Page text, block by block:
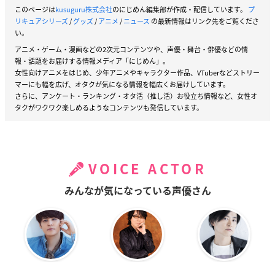
このページはkusuguru株式会社のにじめん編集部が作成・配信しています。 プ
リキュアシリーズ/グッズ/アニメ/ニュース の最新情報はリンク先をご覧くださ
い。
アニメ・ゲーム・漫画などの2次元コンテンツや、声優・舞台・俳優などの情
報・話題をお届けする情報メディア「にじめん」。
女性向けアニメをはじめ、少年アニメやキャラクター作品、VTuberなどストリー
マーにも幅を広げ、オタクが気になる情報を幅広くお届けしています。
さらに、アンケート・ランキング・オタ活（推し活）お役立ち情報など、女性オ
タクがワクワク楽しめるようなコンテンツも発信しています。
VOICE ACTOR
みんなが気になっている声優さん